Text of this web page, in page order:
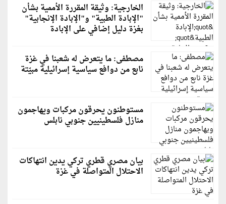
الخارجية: وثيقة المقررة الأممية بشأن
"الإبادة الطبية" و"الإبادة الإنجابية"
بغزة دليل إضافي على الإبادة
مصطفى: ما يتعرض له شعبنا في غزة
نابع من دوافع سياسية إسرائيلية مبيّتة
مستوطنون يحرقون مركبات ويهاجمون
منازل فلسطينيين جنوبي نابلس
بيان مصري قطري تركي يدين انتهاكات
الاحتلال المتواصلة في غزة